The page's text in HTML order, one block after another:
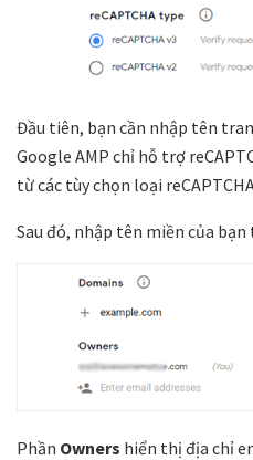
Đầu tiên, bạn cần nhập tên
Google AMP chỉ hỗ trợ
từ các tùy chọn loại
Sau đó, nhập tên miền của
Phần Owners hiển thị địa chỉ